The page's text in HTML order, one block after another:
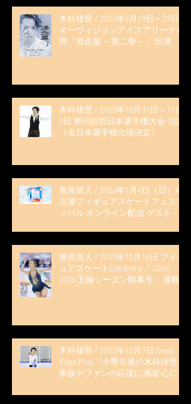
木科雄登 / 2026年3月19日～22日
オーヴィジョンアイスアリーナ福
岡「滑走屋 ～第二巻～」 出演
木科雄登 / 2025年10月31日～11月
3日 第50回西日本選手権大会 7位
（全日本選手権出場決定）
無良崇人 / 2026年1月4日（日）名
古屋フィギュアスケートフェステ
ィバル オンライン配信 ゲスト・
無良崇人 / 2025年10月16日 フィギ
ュアスケートLife Extra 「2025-
2026 五輪シーズン開幕号 」連載
木科雄登 / 2025年10月7日 Deep
Edge Plus『今季引退の木科雄登、
家族やファンの応援に感謝 心に響
見に来て」』